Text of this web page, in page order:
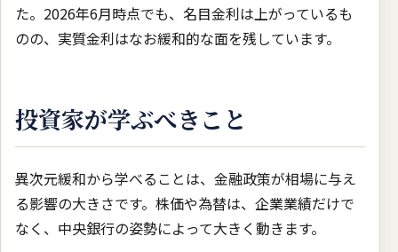
た。2026年6月時点でも、名目金利は上がっているも
のの、実質金利はなお緩和的な面を残しています。
投資家が学ぶべきこと
異次元緩和から学べることは、金融政策が相場に与え
る影響の大きさです。株価や為替は、企業業績だけで
なく、中央銀行の姿勢によって大きく動きます。